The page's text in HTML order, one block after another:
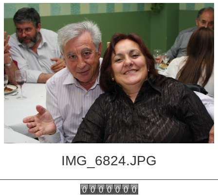
Hacerse socio
Log diploma en Pdf
Fotos▼
Sistemas Digitales
Noticias de interés
Contacto
IMG_6824.JPG